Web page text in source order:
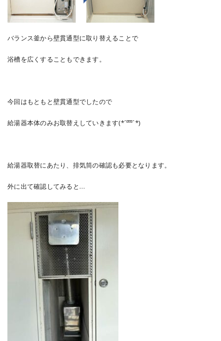
バランス釜から壁貫通型に取り替えることで
浴槽を広くすることもできます。
今回はもともと壁貫通型でしたので
給湯器本体のみお取替えしていきます(*´罒`*)
給湯器取替にあたり、排気筒の確認も必要となります。
外に出て確認してみると…